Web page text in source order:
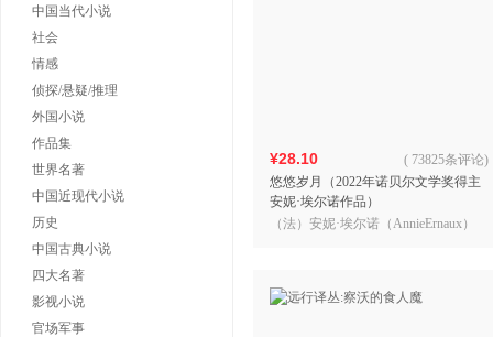
中国当代小说
社会
情感
侦探/悬疑/推理
外国小说
作品集
世界名著
中国近现代小说
历史
中国古典小说
四大名著
影视小说
官场军事
¥28.10
悠悠岁月（2022年诺贝尔文学奖得主
安妮·埃尔诺作品）
( 73825条评论)
（法）安妮·埃尔诺（AnnieErnaux）